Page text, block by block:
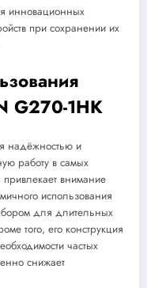
инновационных
при сохранении их
G270-1HK
надёжностью и
работу в самых
внимание
использования
для длительных
того, его конструкция
частых
снижает